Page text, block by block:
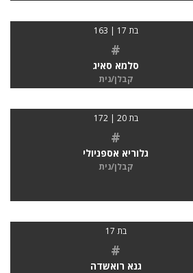
בת 17 | 163
#
סלמא סאיג
קבלן/נית
בת 20 | 172
#
גלוריא אספניולי
קבלן/נית
בת 17
#
גנא רואשדה